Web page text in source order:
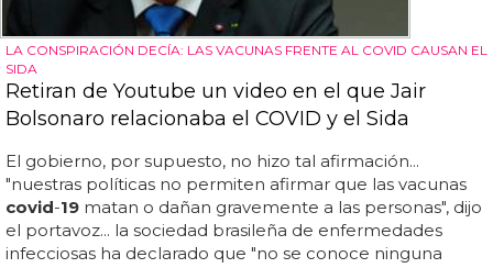
LA CONSPIRACIÓN DECÍA: LAS VACUNAS FRENTE AL COVID CAUSAN EL
SIDA
Retiran de Youtube un video en el que Jair
Bolsonaro relacionaba el COVID y el Sida
El gobierno, por supuesto, no hizo tal afirmación...
"nuestras políticas no permiten afirmar que las vacunas
covid-19 matan o dañan gravemente a las personas", dijo
el portavoz... la sociedad brasileña de enfermedades
infecciosas ha declarado que "no se conoce ninguna